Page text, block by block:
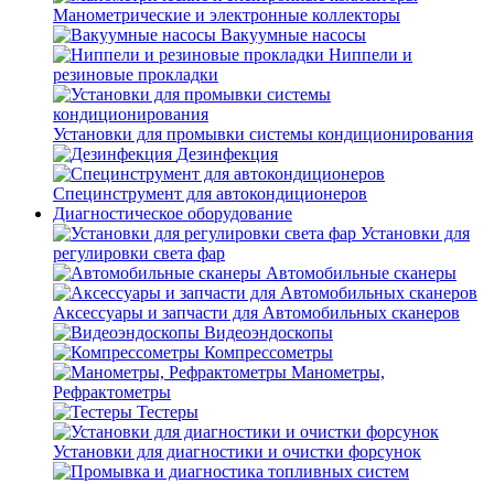
Манометрические и электронные коллекторы
Вакуумные насосы
Ниппели и
резиновые прокладки
Установки для промывки системы кондиционирования
Дезинфекция
Специнструмент для автокондиционеров
Диагностическое оборудование
Установки для
регулировки света фар
Автомобильные сканеры
Аксессуары и запчасти для Автомобильных сканеров
Видеоэндоскопы
Компрессометры
Манометры,
Рефрактометры
Тестеры
Установки для диагностики и очистки форсунок